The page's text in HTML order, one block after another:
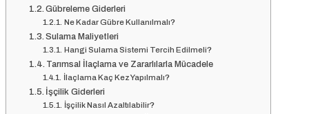
Gübreleme Giderleri
Ne Kadar Gübre Kullanılmalı?
Sulama Maliyetleri
Hangi Sulama Sistemi Tercih Edilmeli?
Tarımsal İlaçlama ve Zararlılarla Mücadele
İlaçlama Kaç Kez Yapılmalı?
İşçilik Giderleri
İşçilik Nasıl Azaltılabilir?